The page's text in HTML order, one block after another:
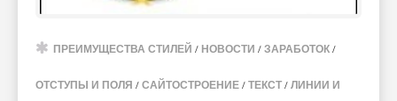
ПРЕИМУЩЕСТВА СТИЛЕЙ / НОВОСТИ / ЗАРАБОТОК /
ОТСТУПЫ И ПОЛЯ / САЙТОСТРОЕНИЕ / ТЕКСТ / ЛИНИИ И